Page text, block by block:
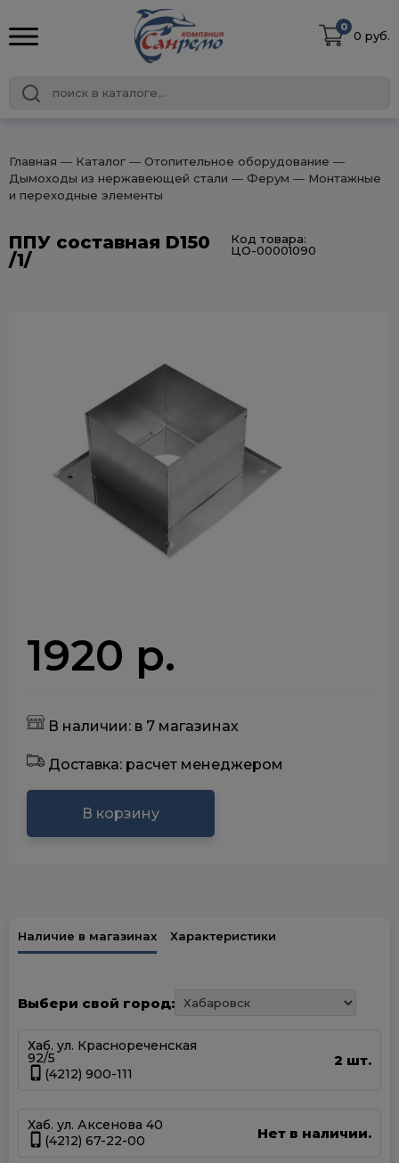
0
0 руб.
Главная ― Каталог ― Отопительное оборудование ―
Дымоходы из нержавеющей стали ― Ферум ― Монтажные
и переходные элементы
ППУ составная D150
/1/
Код товара:
ЦО-00001090
1920 р.
В наличии: в 7 магазинах
Доставка: расчет менеджером
В корзину
Наличие в магазинах Характеристики
Выбери свой город:
Хаб. ул. Краснореченская
92/5
(4212) 900-111
2 шт.
Хаб. ул. Аксенова 40
(4212) 67-22-00
Нет в наличии.